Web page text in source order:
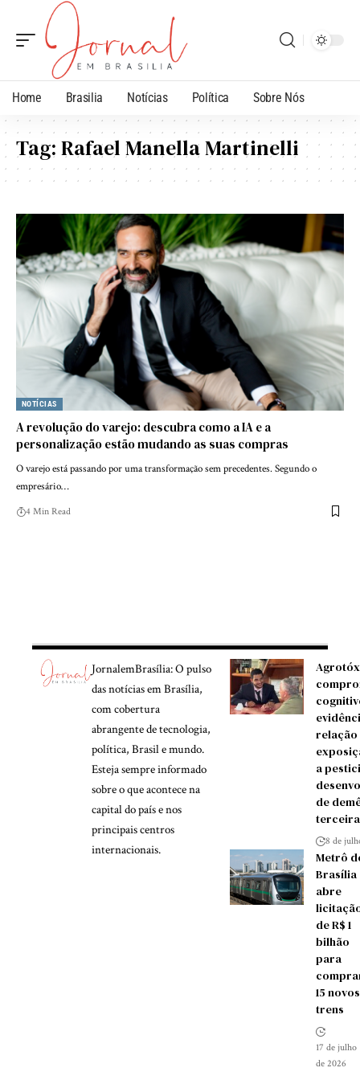
Home Brasilia Notícias Política Sobre Nós
Tag:Rafael Manella Martinelli
NOTÍCIAS
A revolução do varejo: descubra como a IA e a
personalização estão mudando as suas compras
O varejo está passando por uma transformação sem precedentes. Segundo o
empresário…
4 Min Read
JornalemBrasília: O pulso
das notícias em Brasília,
com cobertura
abrangente de tecnologia,
política, Brasil e mundo.
Esteja sempre informado
sobre o que acontece na
capital do país e nos
principais centros
internacionais.
a
de
8 de
Metrô
Brasília
abre
de R$ 1
bilhão
para
15 novos
trens
17 de julho
de 2026